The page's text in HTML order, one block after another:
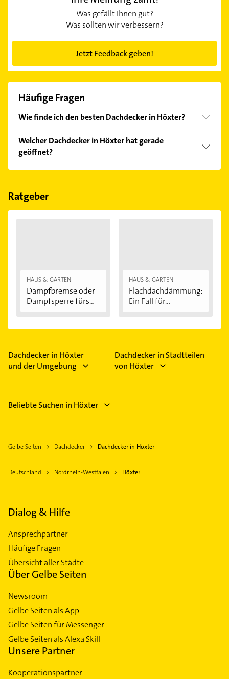
Was gefällt Ihnen gut?
Was sollten wir verbessern?
Jetzt Feedback geben!
Häufige Fragen
Wie finde ich den besten Dachdecker in Höxter?
Kundenmeinungen und profitieren Sie von den
Empfehlungen. Die Suchergebnisse können Sie sich
einfach nachBewertungensortiert anzeigen lassen.
Welcher Dachdecker in Höxter hat gerade
geöffnet?
Im Anbieter-Bereich finden Sie alleÖffnungszeiten.
Feiertagen abweichen können.
Ratgeber
HAUS & GARTEN
Dampfbremse oder
Dampfsperre fürs...
HAUS & GARTEN
Flachdachdämmung:
Ein Fall für...
Dachdecker in Höxter
und der Umgebung
Dachdecker in Stadtteilen
von Höxter
Beliebte Suchen in Höxter
Gelbe Seiten Dachdecker Dachdecker in Höxter
Deutschland Nordrhein-Westfalen Höxter
Dialog & Hilfe
Ansprechpartner
Häufige Fragen
Übersicht aller Städte
Über Gelbe Seiten
Newsroom
Gelbe Seiten als App
Gelbe Seiten für Messenger
Gelbe Seiten als Alexa Skill
Unsere Partner
Kooperationspartner